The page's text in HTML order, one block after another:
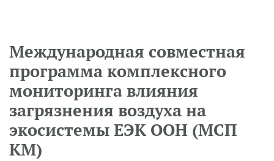
Международная совместная
программа комплексного
мониторинга влияния
загрязнения воздуха на
экосистемы ЕЭК ООН (МСП
КМ)